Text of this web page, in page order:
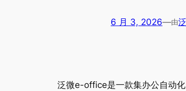
6 月 3, 2026—由
泛微e-office是一款集办公自动